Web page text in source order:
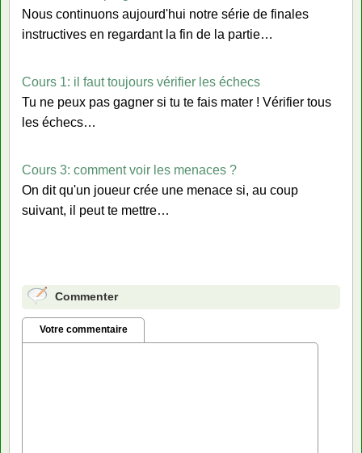
Nous continuons aujourd'hui notre série de finales
instructives en regardant la fin de la partie…
Cours 1: il faut toujours vérifier les échecs
Tu ne peux pas gagner si tu te fais mater ! Vérifier tous
les échecs…
Cours 3: comment voir les menaces ?
On dit qu'un joueur crée une menace si, au coup
suivant, il peut te mettre…
Commenter
Votre commentaire